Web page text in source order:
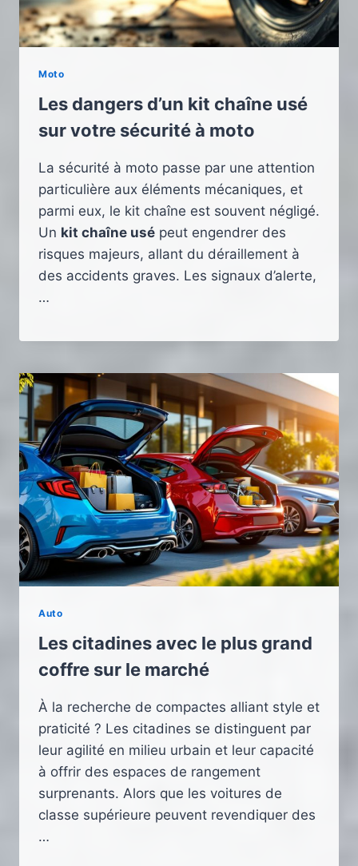
Moto
Les dangers d’un kit chaîne usé
sur votre sécurité à moto
La sécurité à moto passe par une attention
particulière aux éléments mécaniques, et
parmi eux, le kit chaîne est souvent négligé.
Un kit chaîne usé peut engendrer des
risques majeurs, allant du déraillement à
des accidents graves. Les signaux d’alerte,
…
Auto
Les citadines avec le plus grand
coffre sur le marché
À la recherche de compactes alliant style et
praticité ? Les citadines se distinguent par
leur agilité en milieu urbain et leur capacité
à offrir des espaces de rangement
surprenants. Alors que les voitures de
classe supérieure peuvent revendiquer des
…